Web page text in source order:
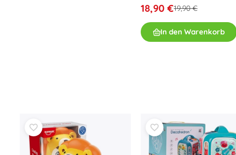
18,90 €19,90 €
In den Warenkorb